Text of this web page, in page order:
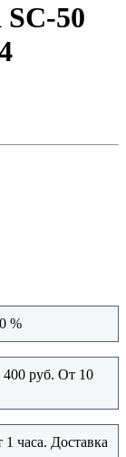
50
%
руб. От 10
часа. Доставка